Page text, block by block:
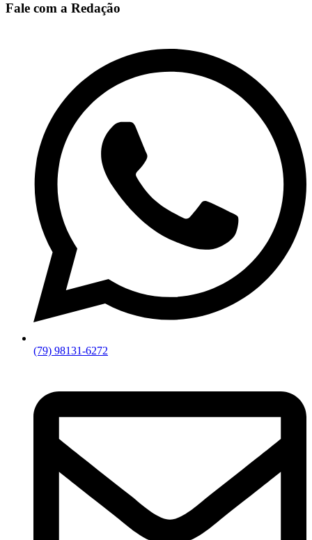
Fale com a Redação
(79) 98131-6272